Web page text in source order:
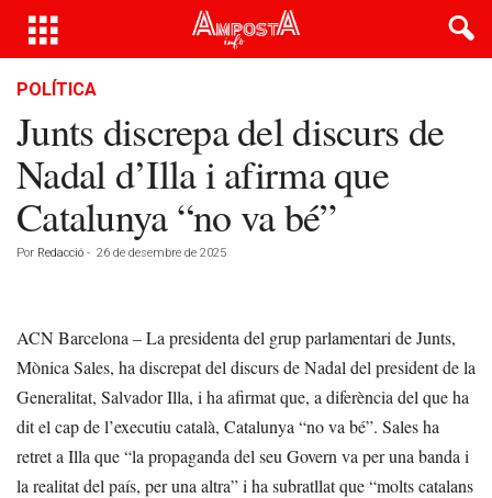
POLÍTICA
Junts discrepa del discurs de
Nadal d’Illa i afirma que
Catalunya “no va bé”
Por Redacció - 26 de desembre de 2025
ACN Barcelona – La presidenta del grup parlamentari de Junts,
Mònica Sales, ha discrepat del discurs de Nadal del president de la
Generalitat, Salvador Illa, i ha afirmat que, a diferència del que ha
dit el cap de l’executiu català, Catalunya “no va bé”. Sales ha
retret a Illa que “la propaganda del seu Govern va per una banda i
la realitat del país, per una altra” i ha subratllat que “molts catalans